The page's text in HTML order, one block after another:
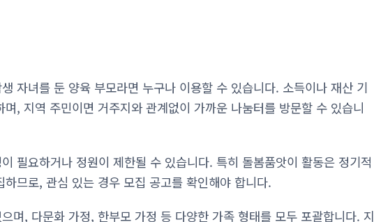
자녀를 둔 양육 부모라면 누구나 이용할 수 있습니다. 소득이나 재산 기
, 지역 주민이면 거주지와 관계없이 가까운 나눔터를 방문할 수 있습니
필요하거나 정원이 제한될 수 있습니다. 특히 돌봄품앗이 활동은 정기적
므로, 관심 있는 경우 모집 공고를 확인해야 합니다.
며, 다문화 가정, 한부모 가정 등 다양한 가족 형태를 모두 포괄합니다. 지